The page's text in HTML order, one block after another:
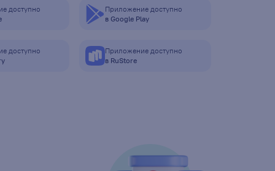
доступно
Приложение доступно
в Google Play
доступно
Приложение доступно
в RuStore